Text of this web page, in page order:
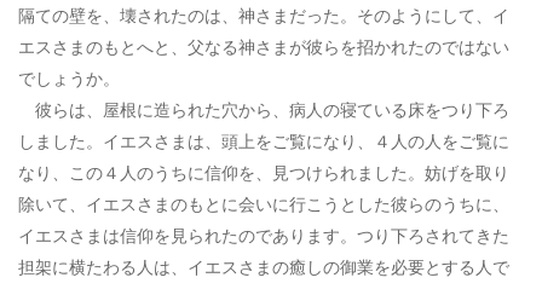
隔ての壁を、壊されたのは、神さまだった。そのようにして、イ
エスさまのもとへと、父なる神さまが彼らを招かれたのではない
でしょうか。
彼らは、屋根に造られた穴から、病人の寝ている床をつり下ろ
しました。イエスさまは、頭上をご覧になり、４人の人をご覧に
なり、この４人のうちに信仰を、見つけられました。妨げを取り
除いて、イエスさまのもとに会いに行こうとした彼らのうちに、
イエスさまは信仰を見られたのであります。つり下ろされてきた
担架に横たわる人は、イエスさまの癒しの御業を必要とする人で